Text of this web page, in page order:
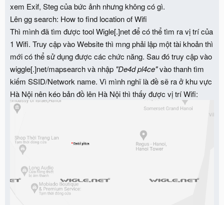
xem Exif, Steg của bức ảnh nhưng không có gì.
Lên gg search: How to find location of Wifi
Thì mình đã tìm được tool Wigle[.]net để có thể tìm ra vị trí của
1 Wifi. Truy cập vào Website thì mng phải lập một tài khoản thì
mới có thể sử dụng được các chức năng. Sau đó truy cập vào
wiggle[.]net/mapsearch và nhập "De4d pl4ce"vào thanh tìm
kiếm SSID/Network name. Vì mình nghĩ là đề sẽ ra ở khu vực
Hà Nội nên kéo bản đồ lên Hà Nội thì thấy được vị trí Wifi: